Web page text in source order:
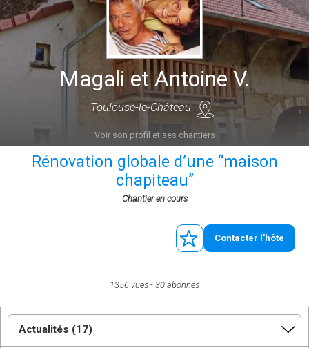
Magali et Antoine V.
Toulouse-le-Château
Voir son profil et ses chantiers
Rénovation globale d’une “maison
chapiteau”
Chantier en cours
Contacter l'hôte
1356 vues 30 abonnés
Actualités (17)